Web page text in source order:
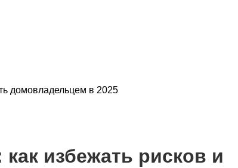
домовладельцем в 2025
избежать рисков и